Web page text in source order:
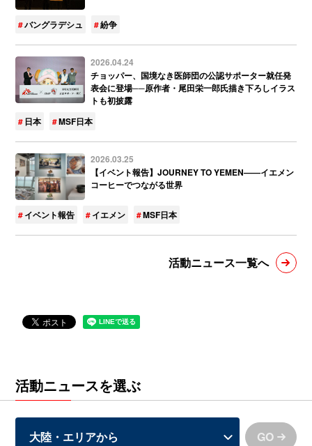
バングラデシュ 紛争
2026.04.24
チョッパー、国境なき医師団の公認サポーター就任発
表会に登場──原作者・尾田栄一郎氏描き下ろしイラス
トも初披露
日本
MSF日本
2026.03.25
【イベント報告】JOURNEY TO YEMEN——イエメン
コーヒーでつながる世界
イベント報告 イエメン MSF日本
活動ニュース一覧へ
活動ニュースを選ぶ
GO